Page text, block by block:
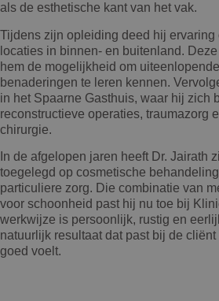
als de esthetische kant van het vak.
Tijdens zijn opleiding deed hij ervaring
locaties in binnen- en buitenland.
hem de mogelijkheid om
benaderingen te leren kennen.
in het Spaarne Gasthuis, waar hij zich
reconstructieve operaties, traumazorg
chirurgie.
In de afgelopen jaren heeft Dr. Jairath
toegelegd op cosmetische
particuliere zorg. Die combinatie van
voor schoonheid past hij nu toe bij
werkwijze is persoonlijk, rustig en
natuurlijk resultaat dat past bij de
goed voelt.